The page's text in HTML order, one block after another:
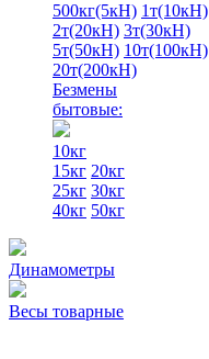
500кг(5кН) 1т(10кН)
2т(20кН) 3т(30кН)
5т(50кН) 10т(100кН)
20т(200кН)
Безмены
бытовые:
10кг
15кг 20кг
25кг 30кг
40кг 50кг
Динамометры
Весы товарные